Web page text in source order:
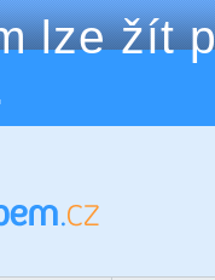
lze žít